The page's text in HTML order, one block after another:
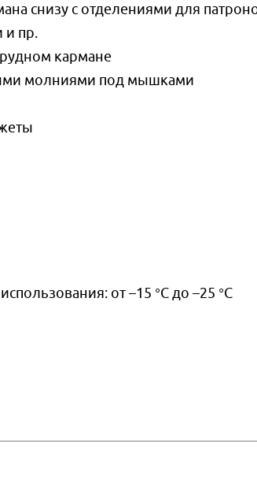
снизу с отделениями для
и пр.
кармане
молниями под мышками
от –15 °C до –25 °C